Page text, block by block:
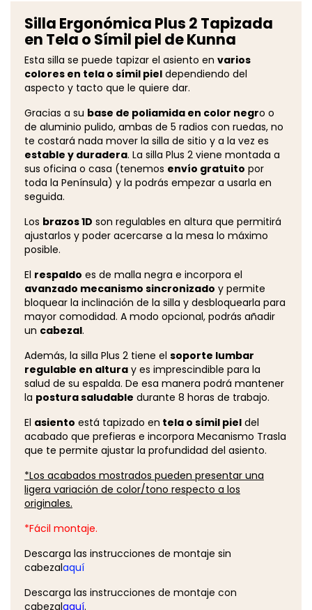
Silla Ergonómica Plus 2 Tapizada
en Tela o Símil piel de Kunna
Esta silla se puede tapizar el asiento en varios
colores en tela o símil piel dependiendo del
aspecto y tacto que le quiere dar.
Gracias a su base de poliamida en color negro o
de aluminio pulido, ambas de 5 radios con ruedas, no
te costará nada mover la silla de sitio y a la vez es
estable y duradera. La silla Plus 2 viene montada a
sus oficina o casa (tenemos envío gratuito por
toda la Península) y la podrás empezar a usarla en
seguida.
Los brazos 1D son regulables en altura que permitirá
ajustarlos y poder acercarse a la mesa lo máximo
posible.
El respaldo es de malla negra e incorpora el
avanzado mecanismo sincronizado y permite
bloquear la inclinación de la silla y desbloquearla para
mayor comodidad. A modo opcional, podrás añadir
un cabezal.
Además, la silla Plus 2 tiene el soporte lumbar
regulable en altura y es imprescindible para la
salud de su espalda. De esa manera podrá mantener
la postura saludable durante 8 horas de trabajo.
El asiento está tapizado en tela o símil piel del
acabado que prefieras e incorpora Mecanismo Trasla
que te permite ajustar la profundidad del asiento.
*Los acabados mostrados pueden presentar una
ligera variación de color/tono respecto a los
originales.
*Fácil montaje.
Descarga las instrucciones de montaje sin
cabezalaquí
Descarga las instrucciones de montaje con
cabezalaquí.